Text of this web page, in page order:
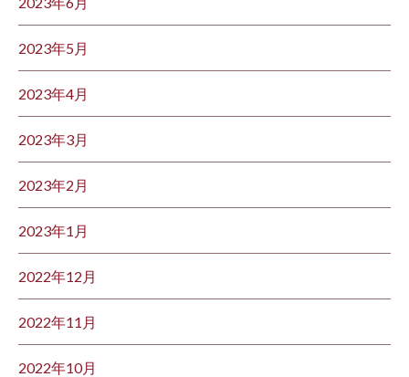
2023年5月
2023年4月
2023年3月
2023年2月
2023年1月
2022年12月
2022年11月
2022年10月